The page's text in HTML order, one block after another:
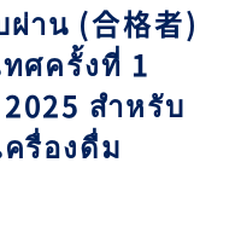
าน (合格者)
ศครั้งที่ 1
สำหรับ
รื่องดื่ม